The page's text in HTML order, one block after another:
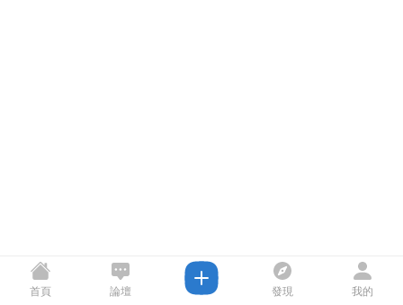
首頁 論壇 發現 我的